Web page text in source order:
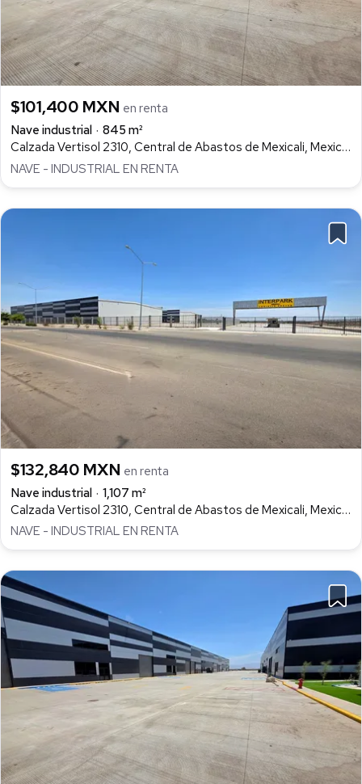
$101,400 MXN en renta
Nave industrial
845 m²
Calzada Vertisol 2310, Central de Abastos de Mexicali, Mexicali
NAVE - INDUSTRIAL EN RENTA
$132,840 MXN en renta
Nave industrial
1,107 m²
Calzada Vertisol 2310, Central de Abastos de Mexicali, Mexicali
NAVE - INDUSTRIAL EN RENTA